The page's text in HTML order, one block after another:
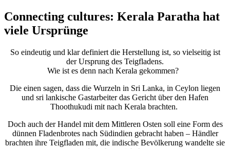
Connecting cultures: Kerala Paratha hat
viele Ursprünge
So eindeutig und klar definiert die Herstellung ist, so vielseitig ist
der Ursprung des Teigfladens.
Wie ist es denn nach Kerala gekommen?
Die einen sagen, dass die Wurzeln in Sri Lanka, in Ceylon liegen
und sri lankische Gastarbeiter das Gericht über den Hafen
Thoothukudi mit nach Kerala brachten.
Doch auch der Handel mit dem Mittleren Osten soll eine Form des
dünnen Fladenbrotes nach Südindien gebracht haben – Händler
brachten ihre Teigfladen mit, die indische Bevölkerung wandelte sie